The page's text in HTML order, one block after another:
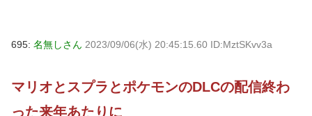
695: 名無しさん 2023/09/06(水) 20:45:15.60 ID:MztSKvv3a
マリオとスプラとポケモンのDLCの配信終わ
った来年あたりに